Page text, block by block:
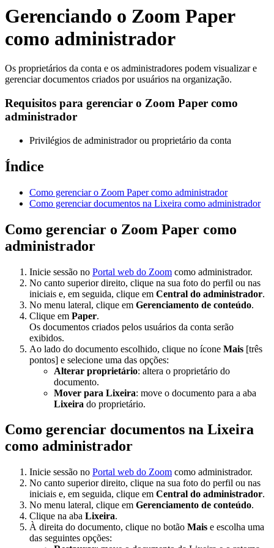
Gerenciando o Zoom Paper
como administrador
Os proprietários da conta e os administradores podem visualizar e
gerenciar documentos criados por usuários na organização.
Requisitos para gerenciar o Zoom Paper como
administrador
Privilégios de administrador ou proprietário da conta
Índice
Como gerenciar o Zoom Paper como administrador
Como gerenciar documentos na Lixeira como administrador
Como gerenciar o Zoom Paper como
administrador
Inicie sessão no Portal web do Zoom como administrador.
No canto superior direito, clique na sua foto do perfil ou nas
iniciais e, em seguida, clique em Central do administrador.
No menu lateral, clique em Gerenciamento de conteúdo.
Clique em Paper.
Os documentos criados pelos usuários da conta serão
exibidos.
Ao lado do documento escolhido, clique no ícone Mais [três
pontos] e selecione uma das opções:
Alterar proprietário: altera o proprietário do
documento.
Mover para Lixeira: move o documento para a aba
Lixeira do proprietário.
Como gerenciar documentos na Lixeira
como administrador
Inicie sessão no Portal web do Zoom como administrador.
No canto superior direito, clique na sua foto do perfil ou nas
iniciais e, em seguida, clique em Central do administrador.
No menu lateral, clique em Gerenciamento de conteúdo.
Clique na aba Lixeira.
À direita do documento, clique no botão Mais e escolha uma
das seguintes opções: